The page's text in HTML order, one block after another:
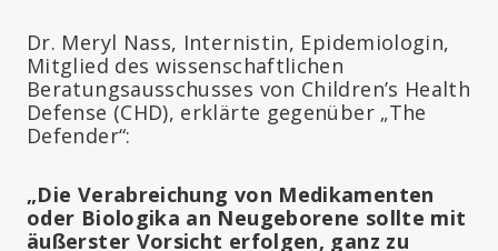
Dr. Meryl Nass, Internistin, Epidemiologin,
Mitglied des wissenschaftlichen
Beratungsausschusses von Children’s Health
Defense (CHD), erklärte gegenüber „The
Defender“:
„Die Verabreichung von Medikamenten
oder Biologika an Neugeborene sollte mit
äußerster Vorsicht erfolgen, ganz zu